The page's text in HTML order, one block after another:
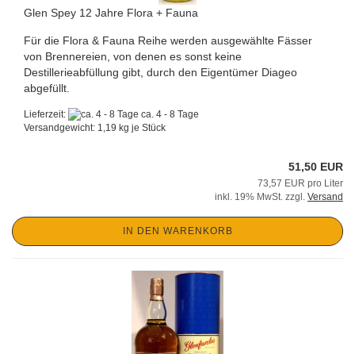
Glen Spey 12 Jahre Flora + Fauna
Für die Flora & Fauna Reihe werden ausgewählte Fässer
von Brennereien, von denen es sonst keine
Destillerieabfüllung gibt, durch den Eigentümer Diageo
abgefüllt.
Lieferzeit:
ca. 4 - 8 Tage
Versandgewicht: 1,19 kg je Stück
51,50 EUR
73,57 EUR pro Liter
inkl. 19% MwSt. zzgl. Versand
IN DEN WARENKORB